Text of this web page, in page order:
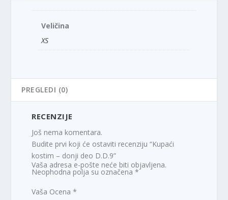
Veličina
XS
PREGLEDI (0)
RECENZIJE
Još nema komentara.
Budite prvi koji će ostaviti recenziju “Kupaći
kostim – donji deo D.D.9”
Vaša adresa e-pošte neće biti objavljena.
Neophodna polja su označena*
Vaša Ocena*